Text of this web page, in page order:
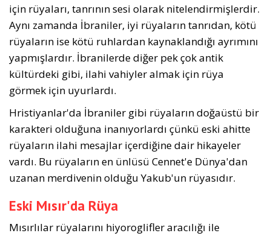
için rüyaları, tanrının sesi olarak nitelendirmişlerdir.
Aynı zamanda İbraniler, iyi rüyaların tanrıdan, kötü
rüyaların ise kötü ruhlardan kaynaklandığı ayrımını
yapmışlardır. İbranilerde diğer pek çok antik
kültürdeki gibi, ilahi vahiyler almak için rüya
görmek için uyurlardı.
Hristiyanlar'da İbraniler gibi rüyaların doğaüstü bir
karakteri olduğuna inanıyorlardı çünkü eski ahitte
rüyaların ilahi mesajlar içerdiğine dair hikayeler
vardı. Bu rüyaların en ünlüsü Cennet'e Dünya'dan
uzanan merdivenin olduğu Yakub'un rüyasıdır.
Eski Mısır'da Rüya
Mısırlılar rüyalarını hiyoroglifler aracılığı ile